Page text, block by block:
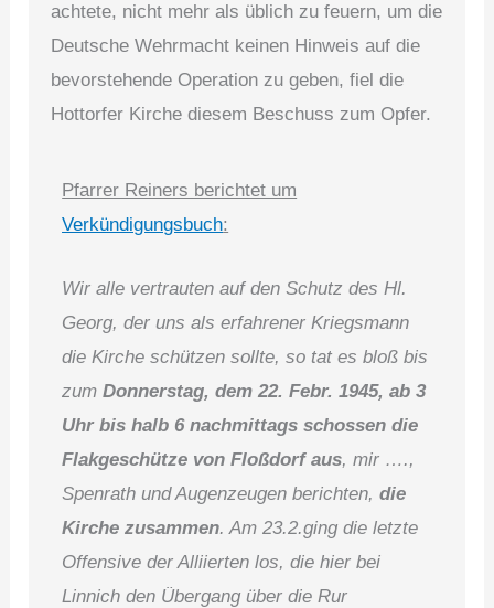
achtete, nicht mehr als üblich zu feuern, um die
Deutsche Wehrmacht keinen Hinweis auf die
bevorstehende Operation zu geben, fiel die
Hottorfer Kirche diesem Beschuss zum Opfer.
Pfarrer Reiners berichtet um
Verkündigungsbuch:
Wir alle vertrauten auf den Schutz des Hl.
Georg, der uns als erfahrener Kriegsmann
die Kirche schützen sollte, so tat es bloß bis
zumDonnerstag, dem 22. Febr. 1945, ab 3
Uhr bis halb 6 nachmittags schossen die
Flakgeschütze von Floßdorf aus, mir ….,
Spenrath und Augenzeugen berichten,die
Kirche zusammen. Am 23.2.ging die letzte
Offensive der Alliierten los, die hier bei
Linnich den Übergang über die Rur